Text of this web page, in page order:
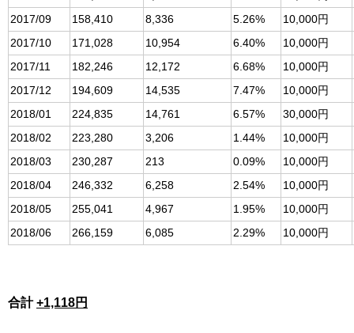
2017/09
158,410 8,336 5.26%
10,000円
2017/10
171,028 10,954 6.40%
10,000円
2017/11
182,246 12,172 6.68%
10,000円
2017/12
194,609 14,535 7.47%
10,000円
2018/01
224,835 14,761 6.57%
30,000円
2018/02
223,280 3,206 1.44%
10,000円
2018/03
230,287 213 0.09%
10,000円
2018/04
246,332 6,258 2.54%
10,000円
2018/05
255,041 4,967 1.95%
10,000円
2018/06
266,159 6,085 2.29% 10,000円
合計 +1,118円